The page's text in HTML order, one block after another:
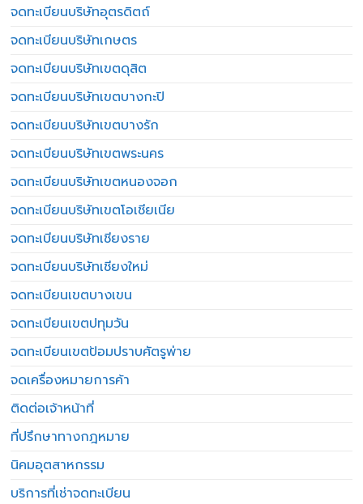
จดทะเบียนบริษัทอุตรดิตถ์
จดทะเบียนบริษัทเกษตร
จดทะเบียนบริษัทเขตดุสิต
จดทะเบียนบริษัทเขตบางกะปิ
จดทะเบียนบริษัทเขตบางรัก
จดทะเบียนบริษัทเขตพระนคร
จดทะเบียนบริษัทเขตหนองจอก
จดทะเบียนบริษัทเขตโอเชียเนีย
จดทะเบียนบริษัทเชียงราย
จดทะเบียนบริษัทเชียงใหม่
จดทะเบียนเขตบางเขน
จดทะเบียนเขตปทุมวัน
จดทะเบียนเขตป้อมปราบศัตรูพ่าย
จดเครื่องหมายการค้า
ติดต่อเจ้าหน้าที่
ที่ปรึกษาทางกฎหมาย
นิคมอุตสาหกรรม
บริการที่เช่าจดทะเบียน